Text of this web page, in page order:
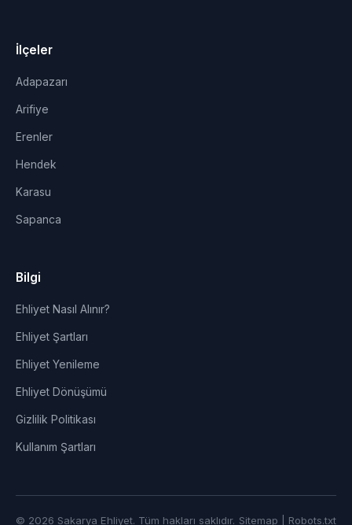
İlçeler
Adapazarı
Arifiye
Erenler
Hendek
Karasu
Sapanca
Bilgi
Ehliyet Nasıl Alınır?
Ehliyet Şartları
Ehliyet Yenileme
Ehliyet Dönüşümü
Gizlilik Politikası
Kullanım Şartları
© 2026 Sakarya Ehliyet. Tüm hakları saklıdır. Sitemap Robots.txt